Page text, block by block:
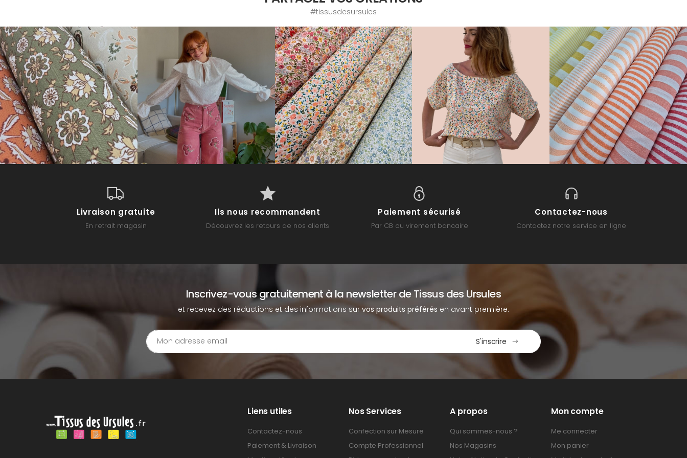
#tissusdesursules
Livraison gratuite
En retrait magasin
Ils nous recommandent
Découvrez les retours de nos clients
Paiement sécurisé
Par CB ou virement bancaire
Contactez-nous
Contactez notre service en ligne
Inscrivez-vous gratuitement à la newsletter de Tissus des Ursules
et recevez des réductions et des informations survos produits préférés en avant première.
S'inscrire
Liens utiles
Contactez-nous
Paiement & Livraison
Nos Services
Confection sur Mesure
Compte Professionnel
A propos
Qui sommes-nous ?
Nos Magasins
Mon compte
Me connecter
Mon panier